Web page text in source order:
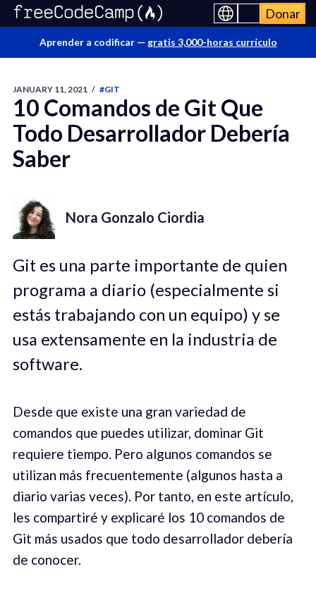
Donar
Aprender a codificar — gratis 3,000-horas currículo
JANUARY 11, 2021 / #GIT
10 Comandos de Git Que
Todo Desarrollador Debería
Saber
Nora Gonzalo Ciordia
Git es una parte importante de quien
programa a diario (especialmente si
estás trabajando con un equipo) y se
usa extensamente en la industria de
software.
Desde que existe una gran variedad de
comandos que puedes utilizar, dominar Git
requiere tiempo. Pero algunos comandos se
utilizan más frecuentemente (algunos hasta a
diario varias veces). Por tanto, en este artículo,
les compartiré y explicaré los 10 comandos de
Git más usados que todo desarrollador debería
de conocer.